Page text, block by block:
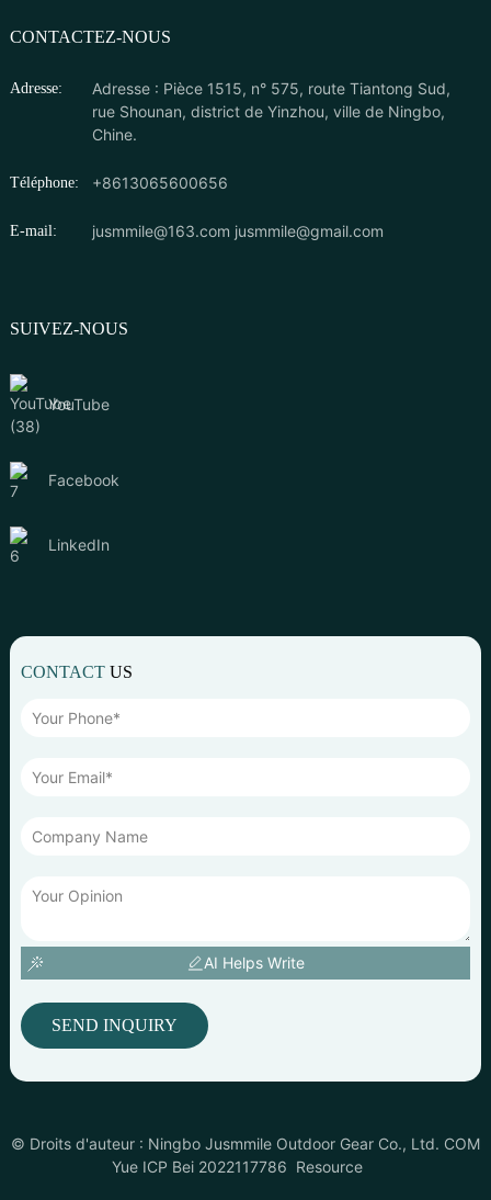
CONTACTEZ-NOUS
Adresse:
Adresse : Pièce 1515, n° 575, route Tiantong Sud,
rue Shounan, district de Yinzhou, ville de Ningbo,
Chine.
Téléphone: +8613065600656
E-mail: jusmmile@163.com jusmmile@gmail.com
SUIVEZ-NOUS
YouTube
Facebook
LinkedIn
CONTACTUS
AI Helps Write
SEND INQUIRY
© Droits d'auteur : Ningbo Jusmmile Outdoor Gear Co., Ltd. COM
Yue ICP Bei 2022117786 Resource